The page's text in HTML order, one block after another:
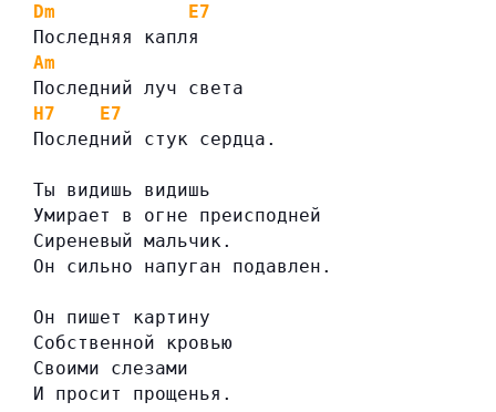
Dm
E7
Последняя капля
Am
Последний луч света
H7
E7
Последний стук сердца.
Ты видишь видишь
Умирает в огне преисподней
Сиреневый мальчик.
Он сильно напуган подавлен.
Он пишет картину
Собственной кровью
Своими слезами
И просит прощенья.